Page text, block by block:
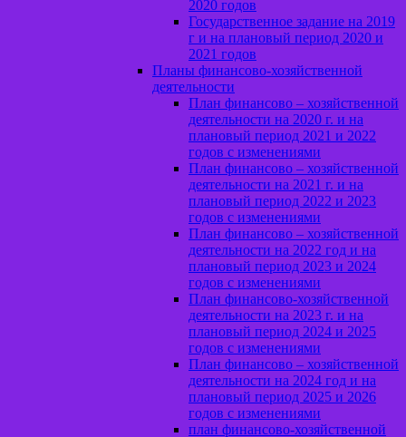
2020 годов
Государственное задание на 2019
г и на плановый период 2020 и
2021 годов
Планы финансово-хозяйственной
деятельности
План финансово – хозяйственной
деятельности на 2020 г. и на
плановый период 2021 и 2022
годов с изменениями
План финансово – хозяйственной
деятельности на 2021 г. и на
плановый период 2022 и 2023
годов с изменениями
План финансово – хозяйственной
деятельности на 2022 год и на
плановый период 2023 и 2024
годов с изменениями
План финансово-хозяйственной
деятельности на 2023 г. и на
плановый период 2024 и 2025
годов с изменениями
План финансово – хозяйственной
деятельности на 2024 год и на
плановый период 2025 и 2026
годов с изменениями
план финансово-хозяйственной